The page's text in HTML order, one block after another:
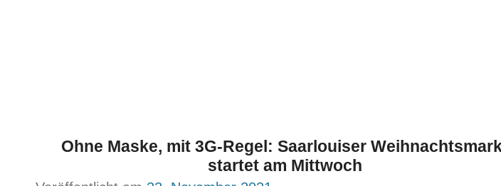
Ohne Maske, mit 3G-Regel: Saarlouiser
startet am Mittwoch